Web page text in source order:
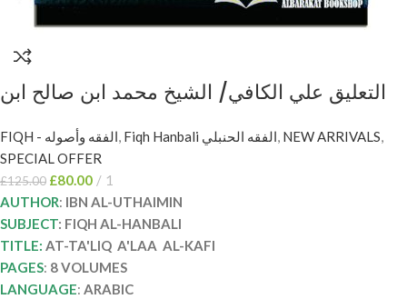
التعليق علي الكافي/ الشيخ محمد ابن صالح ابن
FIQH - الفقه وأصوله, Fiqh Hanbali الفقه الحنبلي, NEW ARRIVALS,
SPECIAL OFFER
£125.00 £80.00
1
AUTHOR: IBN AL-UTHAIMIN
SUBJECT: FIQH AL-HANBALI
TITLE: AT-TA'LIQ A'LAA AL-KAFI
PAGES: 8 VOLUMES
LANGUAGE: ARABIC